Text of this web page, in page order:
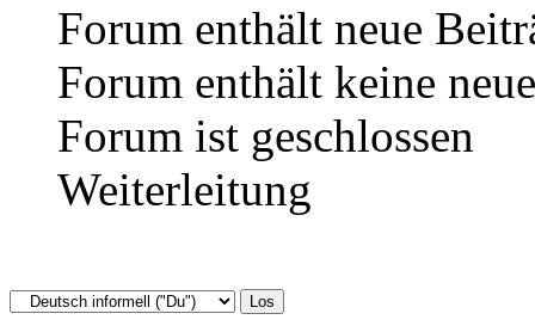
Forum enthält neue
Forum enthält keine
Forum ist geschlossen
Weiterleitung